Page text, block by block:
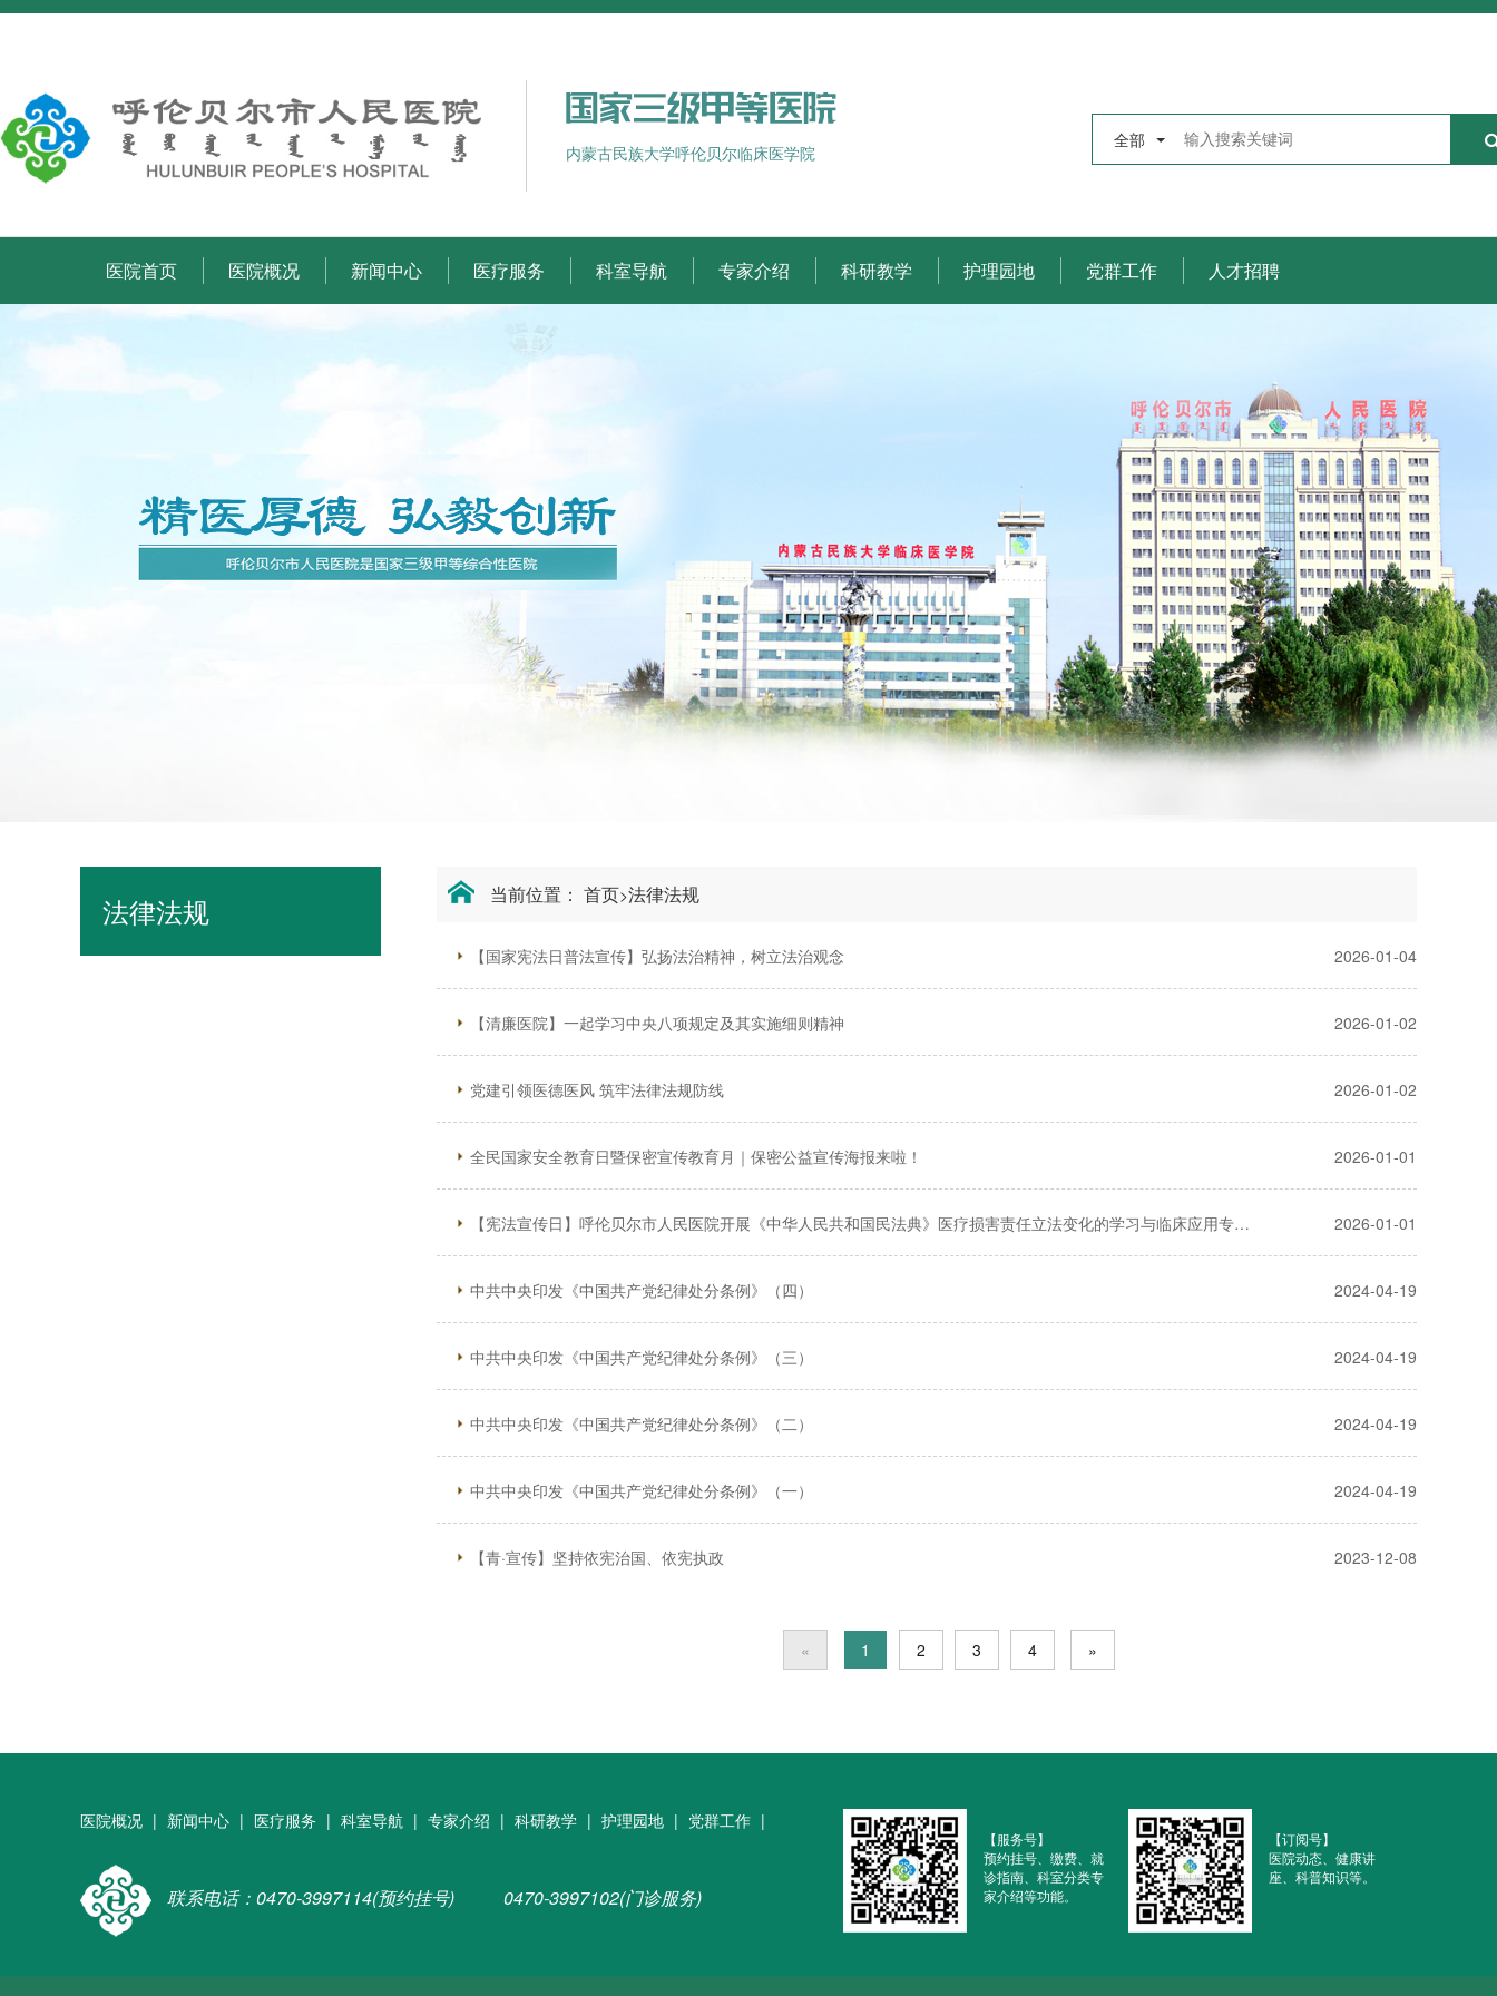
内蒙古民族大学呼伦贝尔临床医学院
全部
医院首页 医院概况 新闻中心 医疗服务 科室导航 专家介绍 科研教学 护理园地 党群工作 人才招聘
法律法规 当前位置： 首页>法律法规
【国家宪法日普法宣传】弘扬法治精神，树立法治观念 2026-01-04
【清廉医院】一起学习中央八项规定及其实施细则精神 2026-01-02
党建引领医德医风 筑牢法律法规防线 2026-01-02
全民国家安全教育日暨保密宣传教育月｜保密公益宣传海报来啦！ 2026-01-01
【宪法宣传日】呼伦贝尔市人民医院开展《中华人民共和国民法典》医疗损害责任立法变化的学习与临床应用专题讲座 2026-01-01
中共中央印发《中国共产党纪律处分条例》（四） 2024-04-19
中共中央印发《中国共产党纪律处分条例》（三） 2024-04-19
中共中央印发《中国共产党纪律处分条例》（二） 2024-04-19
中共中央印发《中国共产党纪律处分条例》（一） 2024-04-19
【青·宣传】坚持依宪治国、依宪执政 2023-12-08
« 1 2 3 4 »
医院概况 | 新闻中心 | 医疗服务 | 科室导航 | 专家介绍 | 科研教学 | 护理园地 | 党群工作 |
联系电话：0470-3997114(预约挂号) 0470-3997102(门诊服务)
【服务号】
预约挂号、缴费、就
诊指南、科室分类专
家介绍等功能。
【订阅号】
医院动态、健康讲
座、科普知识等。